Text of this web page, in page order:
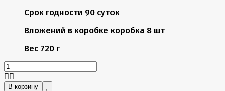
Срок годности 90 суток
Вложений в коробке коробка 8 шт
Вес 720 г
В корзину